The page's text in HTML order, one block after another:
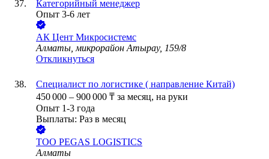
Категорийный менеджер
Опыт 3-6 лет
АК Цент Микросистемс
Алматы, микрорайон Атырау, 159/8
Откликнуться
Специалист по логистике ( направление Китай)
450 000 – 900 000 ₸ за месяц, на руки
Опыт 1-3 года
Выплаты: Раз в месяц
ТОО PEGAS LOGISTICS
Алматы